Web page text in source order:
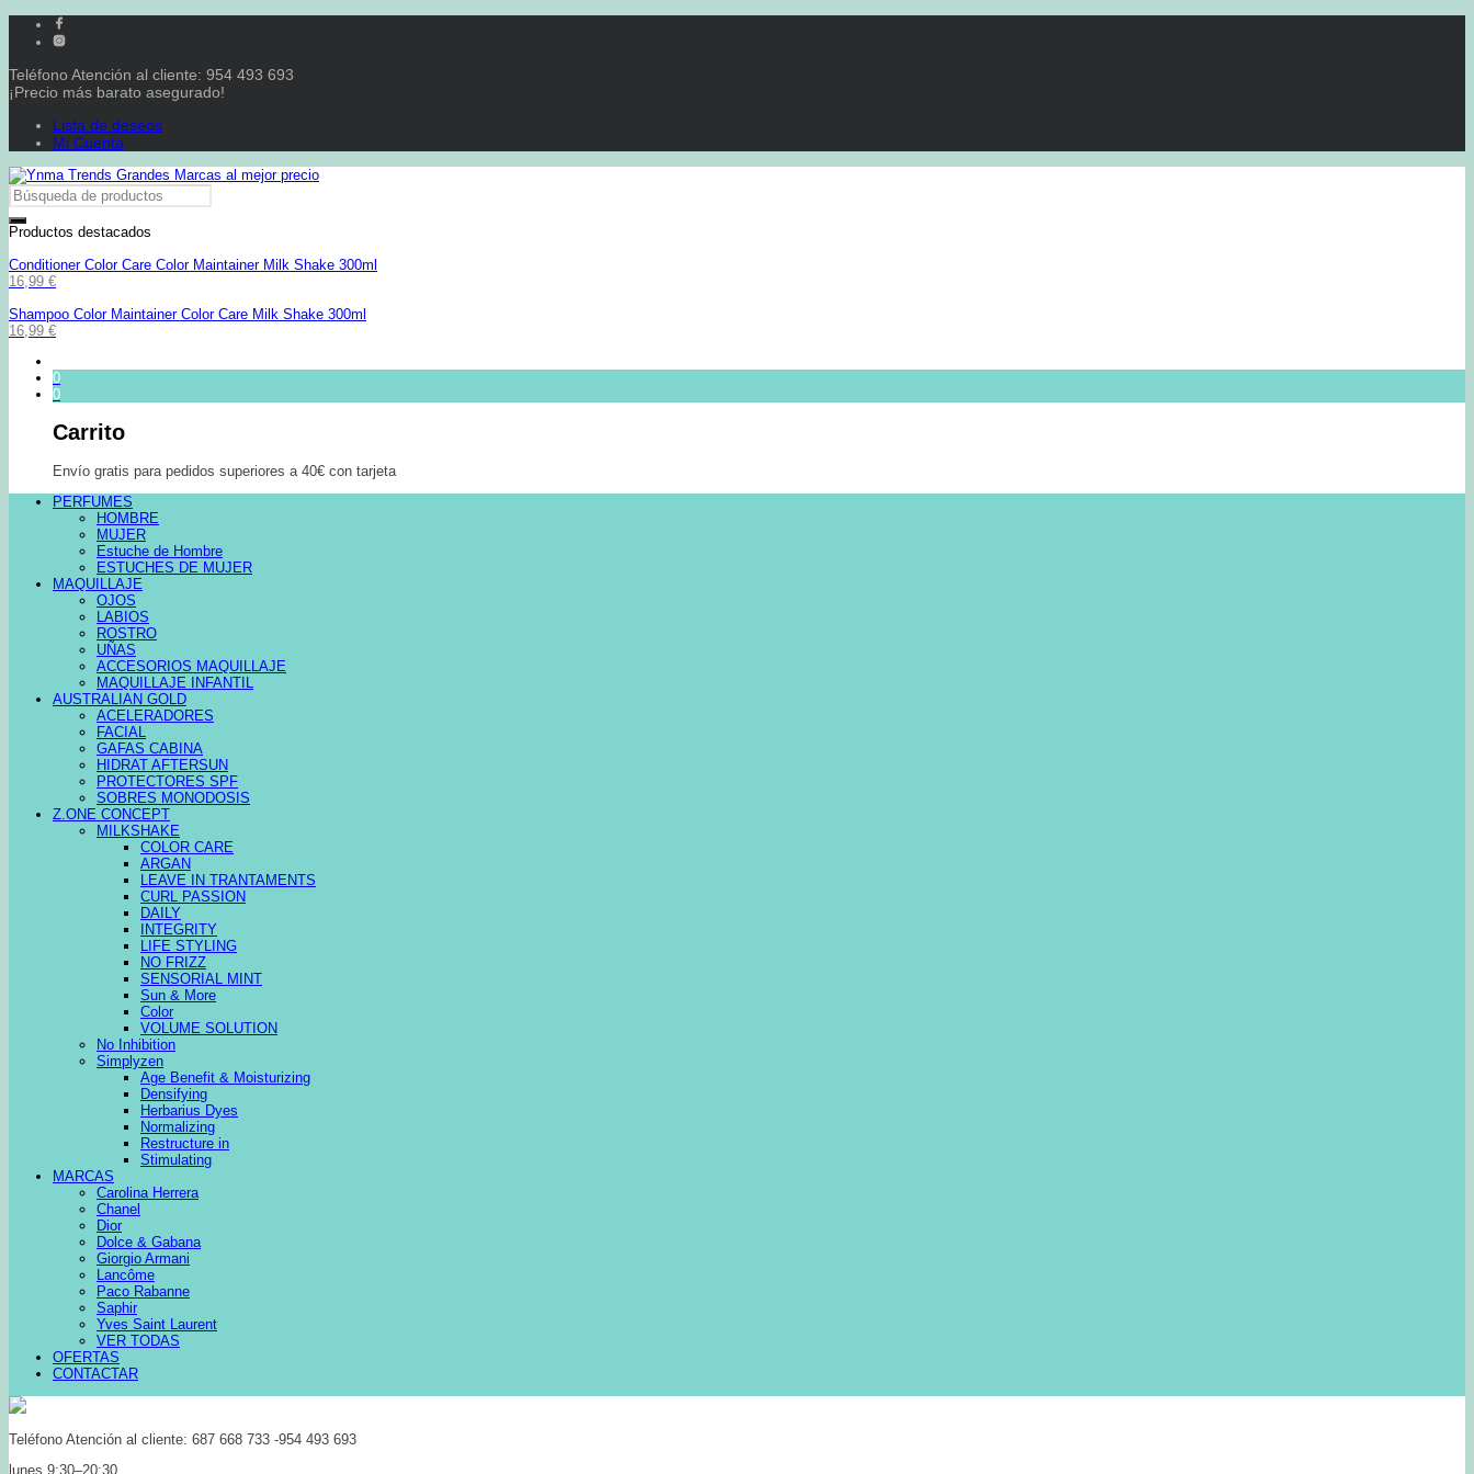
Teléfono Atención al cliente: 954 493 693
¡Precio más barato asegurado!
Lista de deseos
Mi Cuenta
Productos destacados
Conditioner Color Care Color Maintainer Milk Shake 300ml
16,99 €
Shampoo Color Maintainer Color Care Milk Shake 300ml
16,99 €
0
0
Carrito
Envío gratis para pedidos superiores a 40€ con tarjeta
PERFUMES
HOMBRE
MUJER
Estuche de Hombre
ESTUCHES DE MUJER
MAQUILLAJE
OJOS
LABIOS
ROSTRO
UÑAS
ACCESORIOS MAQUILLAJE
MAQUILLAJE INFANTIL
AUSTRALIAN GOLD
ACELERADORES
FACIAL
GAFAS CABINA
HIDRAT AFTERSUN
PROTECTORES SPF
SOBRES MONODOSIS
Z.ONE CONCEPT
MILKSHAKE
COLOR CARE
ARGAN
LEAVE IN TRANTAMENTS
CURL PASSION
DAILY
INTEGRITY
LIFE STYLING
NO FRIZZ
SENSORIAL MINT
Sun & More
Color
VOLUME SOLUTION
No Inhibition
Simplyzen
Age Benefit & Moisturizing
Densifying
Herbarius Dyes
Normalizing
Restructure in
Stimulating
MARCAS
Carolina Herrera
Chanel
Dior
Dolce & Gabana
Giorgio Armani
Lancôme
Paco Rabanne
Saphir
Yves Saint Laurent
VER TODAS
OFERTAS
CONTACTAR
Teléfono Atención al cliente: 687 668 733 -954 493 693
lunes 9:30–20:30